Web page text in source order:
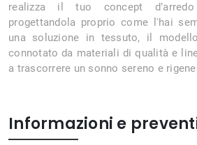
realizza il tuo concept
progettandola proprio come l'hai
una soluzione in tessuto, il
connotato da materiali di qualità e
a trascorrere un sonno sereno e
Informazioni e